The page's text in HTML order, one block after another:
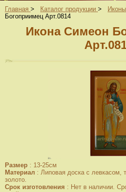
Главная > Каталог продукции >
Богоприимец Арт.0814
Икона Симеон
Размер : 13-25см
Материал : Липовая доска с левкасом,
золото.
Срок изготовления : Нет в наличии.